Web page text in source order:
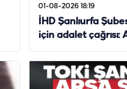
01-08-2026 18:19
İHD Şanlıurfa
için adalet çağrısı: